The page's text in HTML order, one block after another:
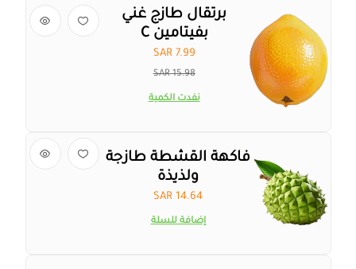
برتقال طازج غني
بفيتامين C
SAR 7.99
15.98 SAR
نفدت الكمية
فاكهة القشطة طازجة
ولذيذة
14.64 SAR
إضافة للسلة